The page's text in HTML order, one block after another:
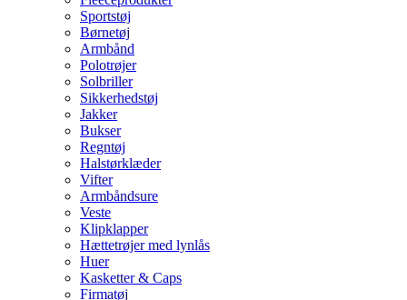
Sportstøj
Børnetøj
Armbånd
Polotrøjer
Solbriller
Sikkerhedstøj
Jakker
Bukser
Regntøj
Halstørklæder
Vifter
Armbåndsure
Veste
Klipklapper
Hættetrøjer med lynlås
Huer
Kasketter & Caps
Firmatøj